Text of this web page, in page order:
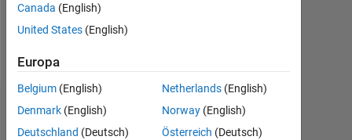
Empfehlungen
Canada (English)
United States (English)
Europa
Belgium (English)
Denmark (English)
Deutschland (Deutsch)
Netherlands (English)
Norway (English)
Österreich (Deutsch)